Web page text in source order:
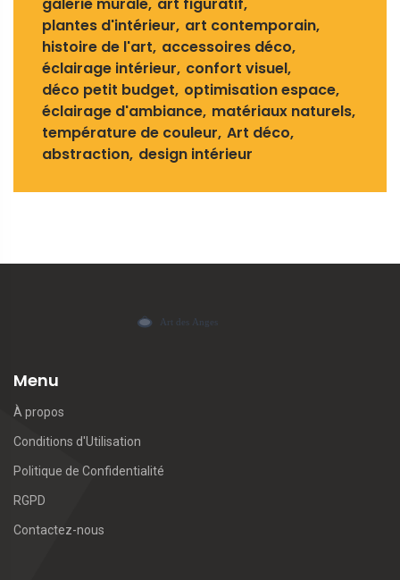
galerie murale art figuratif
plantes d'intérieur art contemporain
histoire de l'art accessoires déco
éclairage intérieur confort visuel
déco petit budget optimisation espace
éclairage d'ambiance matériaux naturels
température de couleur Art déco
abstraction design intérieur
Menu
À propos
Conditions d'Utilisation
Politique de Confidentialité
RGPD
Contactez-nous